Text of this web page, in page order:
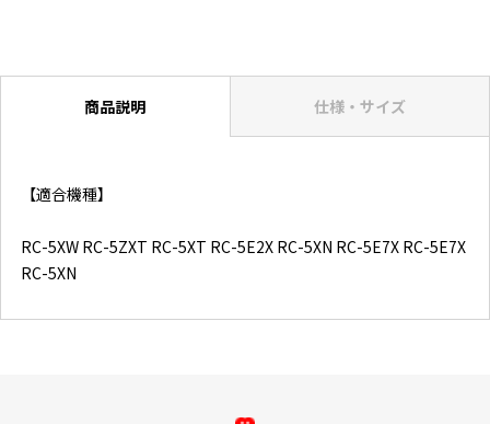
商品説明 仕様・サイズ
【適合機種】
RC-5XW RC-5ZXT RC-5XT RC-5E2X RC-5XN RC-5E7X RC-5E7X
RC-5XN